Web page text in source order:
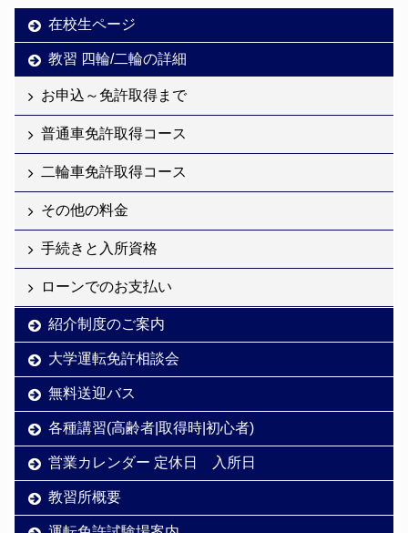
在校生ページ
教習 四輪/二輪の詳細
お申込～免許取得まで
普通車免許取得コース
二輪車免許取得コース
その他の料金
手続きと入所資格
ローンでのお支払い
紹介制度のご案内
大学運転免許相談会
無料送迎バス
各種講習(高齢者|取得時|初心者)
営業カレンダー 定休日 入所日
教習所概要